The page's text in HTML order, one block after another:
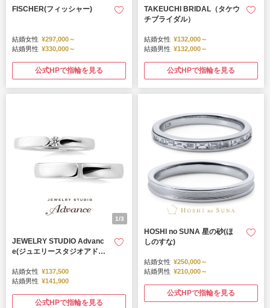
FISCHER(フィッシャー)
結婚女性 ¥297,000～
結婚男性 ¥330,000～
公式HPで指輪を見る
TAKEUCHI BRIDAL（タケウ
チブライダル）
結婚女性 ¥132,000～
結婚男性 ¥132,000～
公式HPで指輪を見る
1/3
JEWELRY STUDIO Advanc
e(ジュエリースタジオアドバ
結婚女性 ¥137,500
結婚男性 ¥141,900
公式HPで指輪を見る
HOSHI no SUNA 星の砂(ほ
しのすな)
結婚女性 ¥250,000～
結婚男性 ¥210,000～
公式HPで指輪を見る